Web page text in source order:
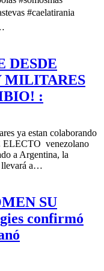
#caelatirania
DESDE
MILITARES
:
ya estan colaborando
ELECTO venezolano
a Argentina, la
llevará a…
SU
confirmó